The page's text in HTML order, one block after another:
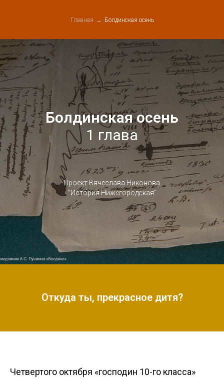
Главная → Болдинская осень
Болдинская осень
1 глава
Проект Вячеслава Никонова
"История Нижегородская"
Откуда ты, прекрасное дитя?
Четвертого октября «господин 10-го класса»